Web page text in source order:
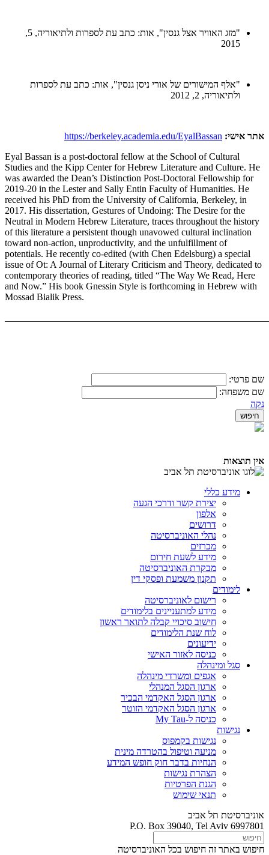
"מזג האוויר אצל גנסין", אות: כתב עת לספרות ולתיאוריה, 5,
2015
"אלף המישורים של אורי ניסן גנסין", אות: כתב עת לספרות
ולתיאוריה, 2, 2012
אתר אישי: https://berkeley.academia.edu/EyalBassan
Eyal Bassan is a post-doctoral fellow at the School of Cultural
Studies and the Kipp Center for Hebrew Literature and Culture. He
was awarded the Dean’s Distinction Post-Doctoral Fellowship for
2019-20 in the Lester and Sally Entin Faculty of Humanities. He
received his PhD from the University of California, Berkeley, in
2017. His dissertation, Gestures of Undoing: The Desire for the
Neutral in Modern Hebrew Literature, traces throughout the history
of this literature a persistent though unavowed cultural inclination
toward non-action, unproductivity, and the unfulfillment of
potentials. He recently co-edited (with Chen Edelsburg) a special
issue of Ot: A Journal of Literary Criticism and Theory, dedicated to
contemporary theories of reading, titled “The Way We Read, Here
and Now.” His book Gnessin Style is forthcoming in Hebrew with
Mossad Bialik Press.
שם פרטי:
שם משפחה:
נקה
אין תוצאות
מידע כללי
יצירת קשר ודרכי הגעה
אלפון
דרושים
נהלי האוניברסיטה
מכרזים
מידע לשעת חירום
מבקרת האוניברסיטה
תקנון משמעת ופסקי דין
לימודים
רישום לאוניברסיטה
מידע למתעניינים בלימודים
חישוב סיכויי קבלה לתואר ראשון
לוח שנת הלימודים
ידיעונים
כניסה לאזור האישי
סגל ומינהלה
אגפים ומשרדי מינהלה
ארגון הסגל המנהלי
ארגון הסגל האקדמי הבכיר
ארגון הסגל האקדמי הזוטר
כניסה ל-My Tau
נגישות
נגישות בקמפוס
מניעה וטיפול בהטרדה מינית
הנחיות בדבר חוק חופש המידע
הצהרת נגישות
הגנת הפרטיות
תנאי שימוש
אוניברסיטת תל אביב
P.O. Box 39040, Tel Aviv 6997801
חיפוש באתר זה חיפוש בכל האוניברסיטה